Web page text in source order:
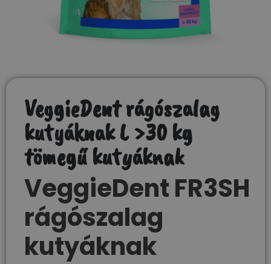
VeggieDent rágószalag
kutyáknak L >30 kg
tömegű kutyáknak
VeggieDent FR3SH
rágószalag
kutyáknak